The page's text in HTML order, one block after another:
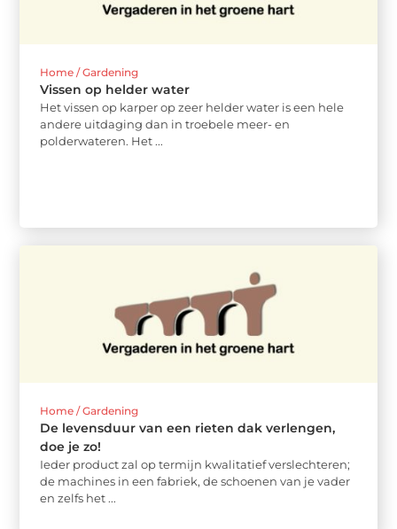
Home / Gardening
Vissen op helder water
Het vissen op karper op zeer helder water is een hele
andere uitdaging dan in troebele meer- en
polderwateren. Het ...
Home / Gardening
De levensduur van een rieten dak verlengen,
doe je zo!
Ieder product zal op termijn kwalitatief verslechteren;
de machines in een fabriek, de schoenen van je vader
en zelfs het ...